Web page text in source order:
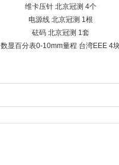
维卡压针 北京冠测 4个
电源线 北京冠测 1根
砝码 北京冠测 1套
数显百分表0-10mm量程 台湾EEE 4